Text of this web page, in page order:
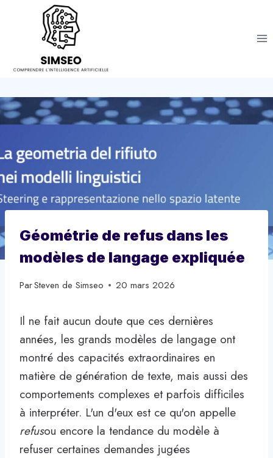
Géométrie de refus dans les
modèles de langage expliquée
ParSteven de Simseo 20 mars 2026
Il ne fait aucun doute que ces dernières
années, les grands modèles de langage ont
montré des capacités extraordinaires en
matière de génération de texte, mais aussi des
comportements complexes et parfois difficiles
à interpréter. L'un d'eux est ce qu'on appelle
refusou encore la tendance du modèle à
refuser certaines demandes jugées